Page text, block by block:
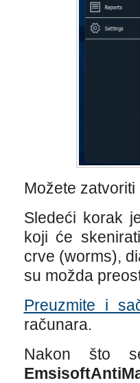
Možete
Sledeći korak
koji će
crve (worms),
su možda
Preuzmite i
računara.
Nakon što